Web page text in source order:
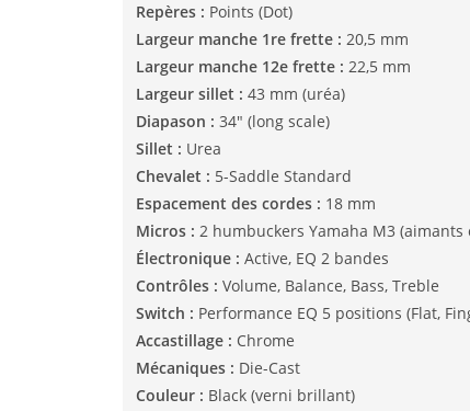
Repères : Points (Dot)
Largeur manche 1re frette : 20,5 mm
Largeur manche 12e frette : 22,5 mm
Largeur sillet : 43 mm (uréa)
Diapason : 34″ (long scale)
Sillet : Urea
Chevalet : 5-Saddle Standard
Espacement des cordes : 18 mm
Micros : 2 humbuckers Yamaha M3 (aimants
Électronique : Active, EQ 2 bandes
Contrôles : Volume, Balance, Bass, Treble
Switch : Performance EQ 5 positions (Flat,
Accastillage : Chrome
Mécaniques : Die-Cast
Couleur : Black (verni brillant)